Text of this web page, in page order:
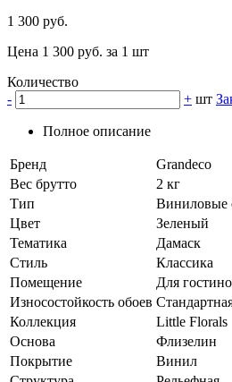
1 300 руб.
Цена 1 300 руб. за 1 шт
Количество
-
+ шт
Полное описание
Бренд
Grandeco
Вес брутто
2 кг
Тип
Виниловые
Цвет
Зеленый
Тематика
Дамаск
Стиль
Классика
Помещение
Для
Износостойкость обоев
Коллекция
Little Florals
Основа
Флизелин
Покрытие
Винил